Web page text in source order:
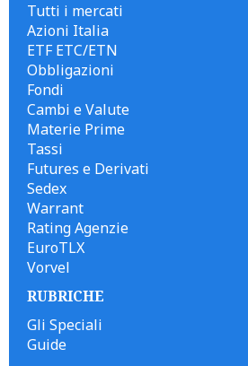
Tutti i mercati
Azioni Italia
ETF ETC/ETN
Obbligazioni
Fondi
Cambi e Valute
Materie Prime
Tassi
Futures e Derivati
Sedex
Warrant
Rating Agenzie
EuroTLX
Vorvel
RUBRICHE
Gli Speciali
Guide